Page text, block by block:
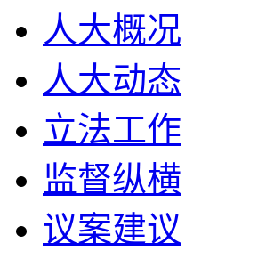
人大概况
人大动态
立法工作
监督纵横
议案建议